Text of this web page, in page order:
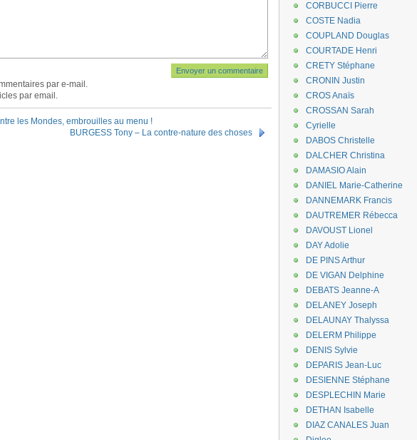
par e-mail.
par email.
les Mondes, embrouilles au menu !
BURGESS Tony – La contre-nature des choses
CORBUCCI Pierre
COSTE Nadia
COUPLAND Douglas
COURTADE Henri
CRETY Stéphane
CRONIN Justin
CROS Anaïs
CROSSAN Sarah
Cyrielle
DABOS Christelle
DALCHER Christina
DAMASIO Alain
DANIEL Marie-Catherine
DANNEMARK Francis
DAUTREMER Rébecca
DAVOUST Lionel
DAY Adolie
DE PINS Arthur
DE VIGAN Delphine
DEBATS Jeanne-A
DELANEY Joseph
DELAUNAY Thalyssa
DELERM Philippe
DENIS Sylvie
DEPARIS Jean-Luc
DESIENNE Stéphane
DESPLECHIN Marie
DETHAN Isabelle
DIAZ CANALES Juan